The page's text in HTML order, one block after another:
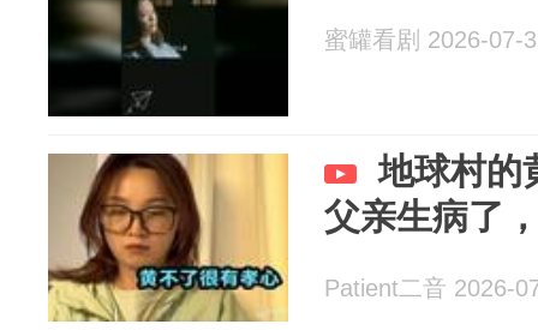
蜜罐看剧 2026-07-
地球村的
父亲生病了
Patient二音 2026-